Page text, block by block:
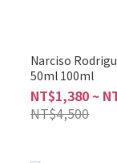
Narciso
50ml 100ml
NT$1,380 ~
NT$4,500